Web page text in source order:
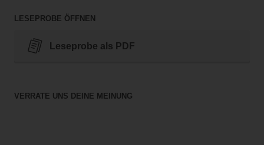
LESEPROBE ÖFFNEN
Leseprobe als PDF
VERRATE UNS DEINE MEINUNG